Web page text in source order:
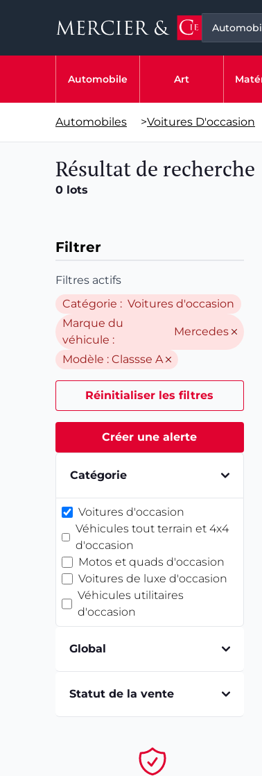
Automobile Art
Automobiles >Voitures D'occasion
Résultat de recherche
0 lots
Filtrer
Filtres actifs
Catégorie : Voitures d'occasion
Marque du
véhicule :
Mercedes
Modèle : Classse A
Réinitialiser les filtres
Créer une alerte
Catégorie
Voitures d'occasion
Véhicules tout terrain et 4x4
d'occasion
Motos et quads d'occasion
Voitures de luxe d'occasion
Véhicules utilitaires
d'occasion
Global
Statut de la vente